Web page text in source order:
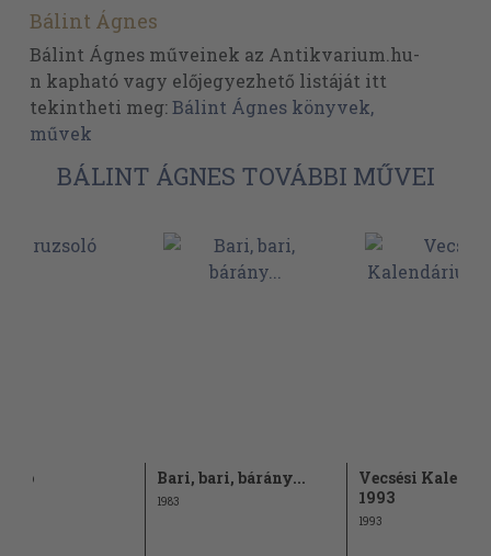
Bálint Ágnes
Bálint Ágnes műveinek az Antikvarium.hu-
n kapható vagy előjegyezhető listáját itt
tekintheti meg:Bálint Ágnes könyvek,
művek
BÁLINT ÁGNES TOVÁBBI MŰVEI
Bari, bari, bárány...
1983
Vecsési
1993
1993